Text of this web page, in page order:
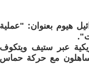
هيوم بعنوان: "عملية
عبر ستيف ويتكوف
مع حركة حماس